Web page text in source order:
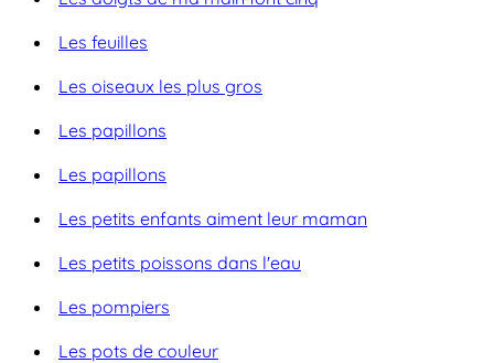
Les feuilles
Les oiseaux les plus gros
Les papillons
Les papillons
Les petits enfants aiment leur maman
Les petits poissons dans l'eau
Les pompiers
Les pots de couleur